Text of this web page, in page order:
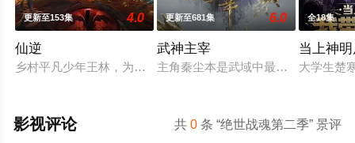
更新至153集 4.0
仙逆
乡村平凡少年王林，为了心中不屈的信念踏入仙门修行，克服
更新至681集 6.0
武神主宰
主角秦尘本是武域中最顶尖的天才
全18集
当上神
大学生楚
共0 条 “绝世战魂第二季” 景评
影视评论